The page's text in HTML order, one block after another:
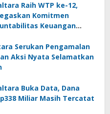
Raih WTP ke-12,
Komitmen
Keuangan
Serukan Pengamalan
Aksi Nyata Selamatkan
Buka Data, Dana
Miliar Masih Tercatat